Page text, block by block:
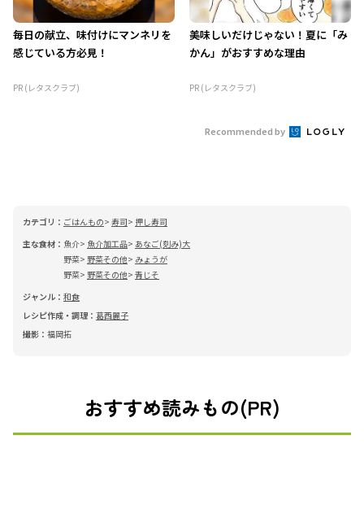
毎日の献立、味付けにマンネリを
感じている方必見！
PR (レタスクラブ)
美味しいだけじゃない！夏に「み
かん」がおすすめな理由
PR (レタスクラブ)
Recommended by
カテゴリ： ごはんもの 寿司
押し寿司
主な食材： 魚介 魚介加工品
あなご(刻み)大
野菜
野菜その他
みょうが
野菜
野菜その他 青じそ
ジャンル： 和食
レシピ作成・調理： 葛西麗子
撮影： 福岡拓
おすすめ読みもの(PR)